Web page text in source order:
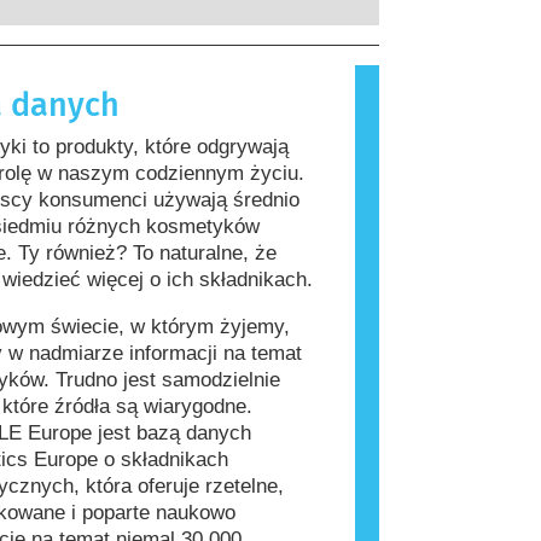
obejmują wszystkie potencjalne
w tym potencjalne zaburzenia
układu hormonalnego.
Substancja, która powoduje
nazywana jest alergenem.
i produkty do pielęgnacji ciała mogą
które dla niektórych osób
się alergizujące. Nie oznacza to
produkt nie jest bezpieczny dla
danych
to produkty, które odgrywają
w naszym codziennym życiu.
konsumenci używają średnio
różnych kosmetyków
Ty również? To naturalne, że
więcej o ich składnikach.
świecie, w którym żyjemy,
w nadmiarze informacji na temat
Trudno jest samodzielnie
źródła są wiarygodne.
Europe jest bazą danych
Europe o składnikach
która oferuje rzetelne,
i poparte naukowo